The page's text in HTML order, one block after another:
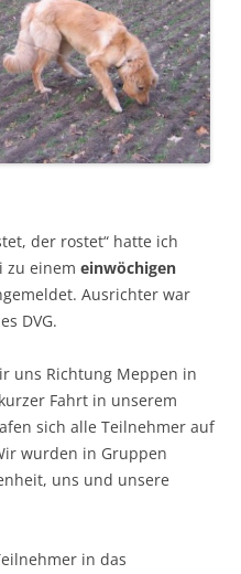
der rostet“ hatte ich
zu einem einwöchigen
Ausrichter war
DVG.
uns Richtung Meppen in
Fahrt in unserem
sich alle Teilnehmer auf
wurden in Gruppen
uns und unsere
in das